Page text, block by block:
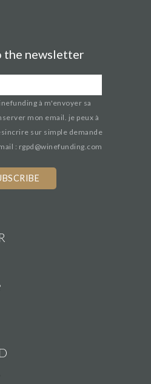
the newsletter
à m'envoyer sa
mon email. je peux à
sur simple demande
: rgpd@winefunding.com